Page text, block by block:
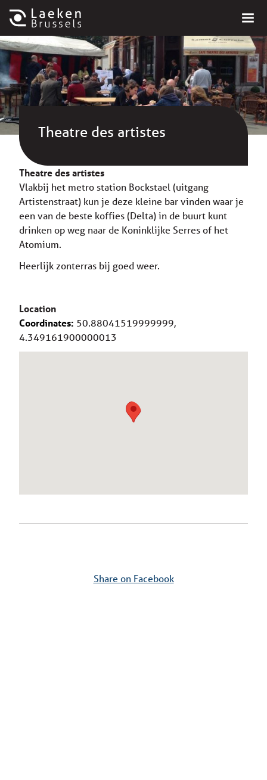
Theatre des artistes
Theatre des artistes
Vlakbij het metro station Bockstael (uitgang
Artistenstraat) kun je deze kleine bar vinden waar je
een van de beste koffies (Delta) in de buurt kunt
drinken op weg naar de Koninklijke Serres of het
Atomium.
Heerlijk zonterras bij goed weer.
Location
Coordinates: 50.88041519999999,
4.349161900000013
Share on Facebook